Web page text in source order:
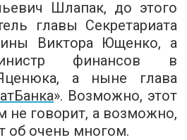
Шлапак, до этого
главы Секретариата
Виктора Ющенко, а
финансов в
а ныне глава
». Возможно, этот
не говорит, а возможно,
об очень многом.